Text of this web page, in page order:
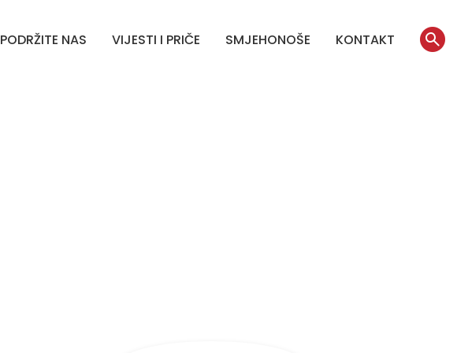
PODRŽITE NAS VIJESTI I PRIČE SMJEHONOŠE KONTAKT